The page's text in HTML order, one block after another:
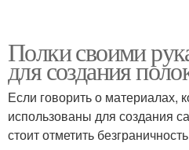
Модульные полки
Полки своими
для создания
Если говорить о материалах,
использованы для создания
стоит отметить